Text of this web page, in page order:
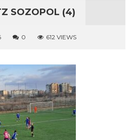
SOZOPOL (4)
0 612 VIEWS